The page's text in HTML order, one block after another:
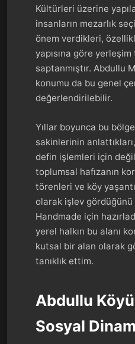
Kültürleri üzerine
insanların mezarlık
önem verdikleri,
yapısına göre
saptanmıştır. Abdullu
konumu da bu genel
değerlendirilebilir.
Yıllar boyunca bu
sakinlerinin
defin işlemleri için
toplumsal hafızanın
törenleri ve köy
olarak işlev
Handmade için
yerel halkın bu alanı
kutsal bir alan olarak
tanıklık ettim.
Abdullu Köyü
Sosyal